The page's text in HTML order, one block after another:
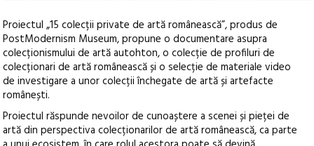
Proiectul „15 colecții private de artă românească”, produs de
PostModernism Museum, propune o documentare asupra
colecționismului de artă autohton, o colecție de profiluri de
colecționari de artă românească și o selecție de materiale video
de investigare a unor colecții închegate de artă și artefacte
românești.
Proiectul răspunde nevoilor de cunoaștere a scenei și pieței de
artă din perspectiva colecționarilor de artă românească, ca parte